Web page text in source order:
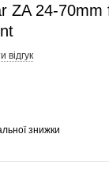
ZA 24-
відгук
знижки